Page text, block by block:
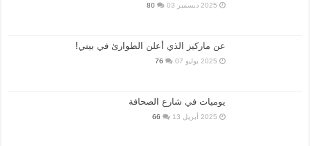
2025 ديسمبر 03 80
عن ماركيز الذي أعلن الطوارئ في بيتي!
2025 يوليو 07 76
يوميات في شارع الصحافة
2025 أبريل 13 66